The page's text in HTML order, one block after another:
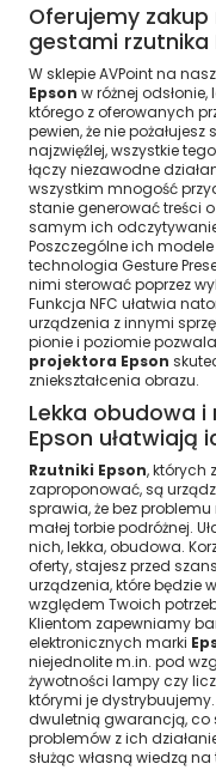
Oferujemy
gestami rzutnika
W sklepie AVPoint na
Epson w różnej
którego z oferowanych
pewien, że nie
najzwięźlej, wszystkie
łączy niezawodne
wszystkim mnogość
stanie generować treści
samym ich
Poszczególne ich modele
technologia Gesture
nimi sterować poprzez
Funkcja NFC ułatwia
urządzenia z innymi
pionie i poziomie
projektora Epson
zniekształcenia obrazu.
Lekka obudowa
Epson ułatwiają
Rzutniki Epson, których
zaproponować, są
sprawia, że bez
małej torbie podróżnej.
nich, lekka, obudowa.
oferty, stajesz przed
urządzenia, które będzie
względem Twoich
Klientom zapewniamy
elektronicznych marki
niejednolite m.in. pod
żywotności lampy czy
którymi je
dwuletnią gwarancją, co
problemów z ich
służąc własną wiedzą